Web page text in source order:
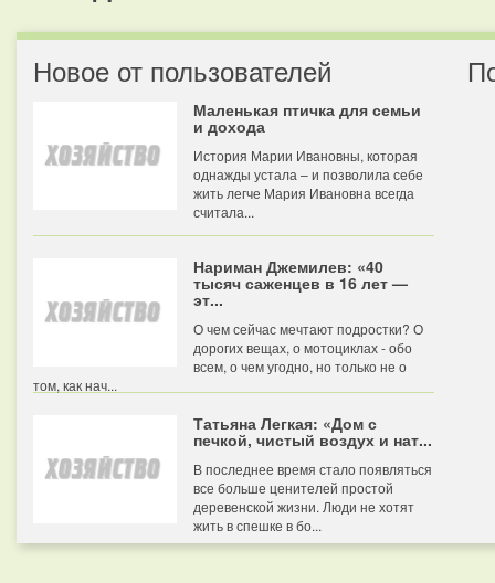
Новое от пользователей
Маленькая птичка для семьи
и дохода
История Марии Ивановны, которая
однажды устала – и позволила себе
жить легче Мария Ивановна всегда
считала...
Нариман Джемилев: «40
тысяч саженцев в 16 лет —
эт...
О чем сейчас мечтают подростки? О
дорогих вещах, о мотоциклах - обо
всем, о чем угодно, но только не о
том, как нач...
Татьяна Легкая: «Дом с
печкой, чистый воздух и нат...
В последнее время стало появляться
все больше ценителей простой
деревенской жизни. Люди не хотят
жить в спешке в бо...